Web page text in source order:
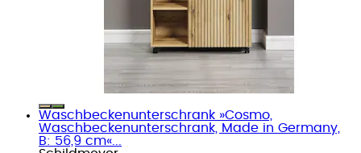
Waschbeckenunterschrank »Cosmo,
Waschbeckenunterschrank, Made in Germany,
B: 56,9 cm«...